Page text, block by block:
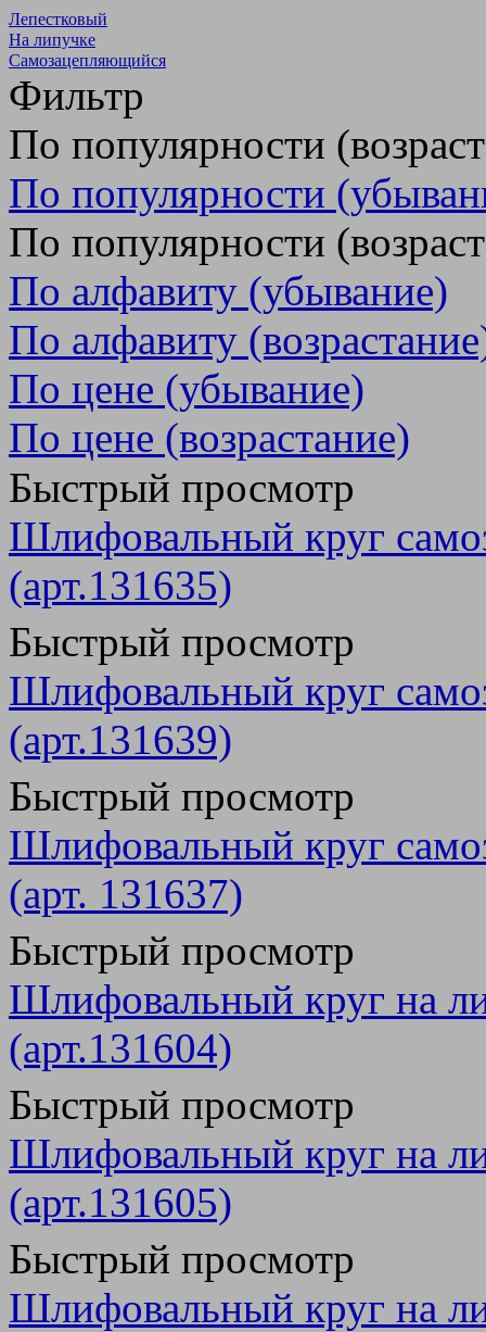
Лепестковый
На липучке
Самозацепляющийся
Фильтр
По популярности
По популярности
По популярности
По алфавиту (убывание)
По алфавиту
По цене (убывание)
По цене (возрастание)
Быстрый просмотр
Шлифовальный круг
(арт.131635)
Быстрый просмотр
Шлифовальный круг
(арт.131639)
Быстрый просмотр
Шлифовальный круг
(арт. 131637)
Быстрый просмотр
Шлифовальный круг на
(арт.131604)
Быстрый просмотр
Шлифовальный круг на
(арт.131605)
Быстрый просмотр
Шлифовальный круг на